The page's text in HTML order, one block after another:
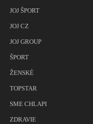
JOJ ŠPORT
JOJ CZ
JOJ GROUP
ŠPORT
ŽENSKÉ
TOPSTAR
SME CHLAPI
ZDRAVIE